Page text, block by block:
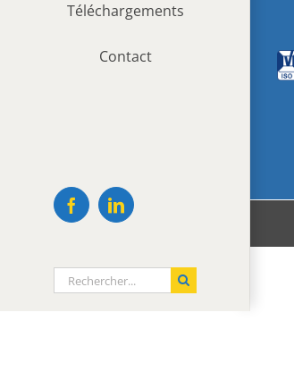
Téléchargements
Contact
FacebookLinkedIn
Rechercher: